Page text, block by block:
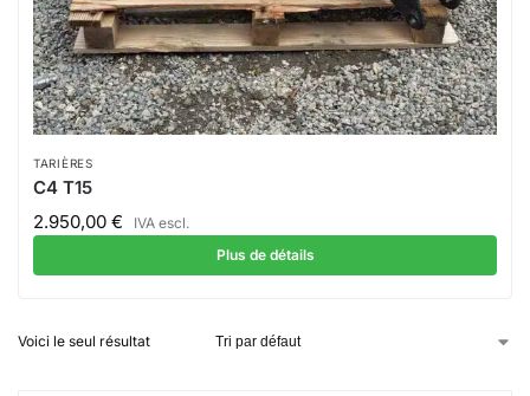
TARIÈRES
C4 T15
2.950,00 €
IVA escl.
Plus de détails
Voici le seul résultat